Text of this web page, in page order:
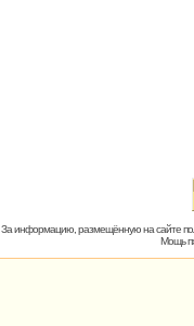
За информацию, размещённую на сайте
Мощь